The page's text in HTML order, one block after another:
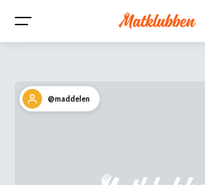
@maddelen